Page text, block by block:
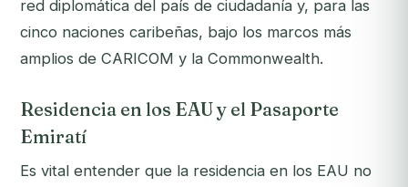
red diplomática del país de ciudadanía y, para las
cinco naciones caribeñas, bajo los marcos más
amplios de CARICOM y la Commonwealth.
Residencia en los EAU y el Pasaporte
Emiratí
Es vital entender que la residencia en los EAU no